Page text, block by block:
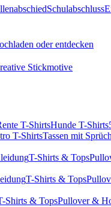
Schulabschluss
oder entdecken
Stickmotive
T-ShirtsHunde T-Shirts
T-ShirtsTassen mit
T-Shirts & Tops
T-Shirts & Tops
Shirts & TopsPullover &